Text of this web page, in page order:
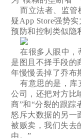
而立法者、监管
疑App Store强势
预防和控制类似隐
在很多人眼中，
是图且不择手段的
年慢慢丢掉了乔布
有意思的是，库
公司，还把对方比
商”和“分裂的跟踪
怒斥大数据的另一
被贩卖，我们失去
由。”